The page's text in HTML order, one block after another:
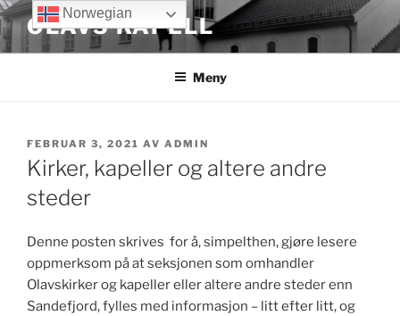
Gå
til
innhold
OLAVS KAPELL
Meny
PUBLISERT
FEBRUAR 3, 2021 AV ADMIN
Kirker, kapeller og altere andre
steder
Denne posten skrives for å, simpelthen, gjøre lesere
oppmerksom på at seksjonen som omhandler
Olavskirker og kapeller eller altere andre steder enn
Sandefjord, fylles med informasjon – litt efter litt, og
Norwegian